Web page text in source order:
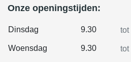
Onze openingstijden:
Dinsdag 9.30 tot
Woensdag 9.30 tot